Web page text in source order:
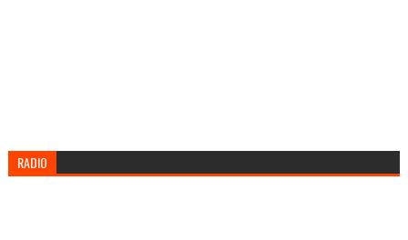
RADIO